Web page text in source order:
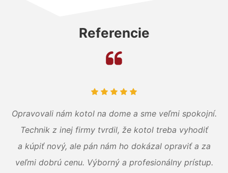
Referencie
Opravovali nám kotol na dome a sme veľmi spokojní.
Technik z inej firmy tvrdil, že kotol treba vyhodiť
a kúpiť nový, ale pán nám ho dokázal opraviť a za
veľmi dobrú cenu. Výborný a profesionálny prístup.